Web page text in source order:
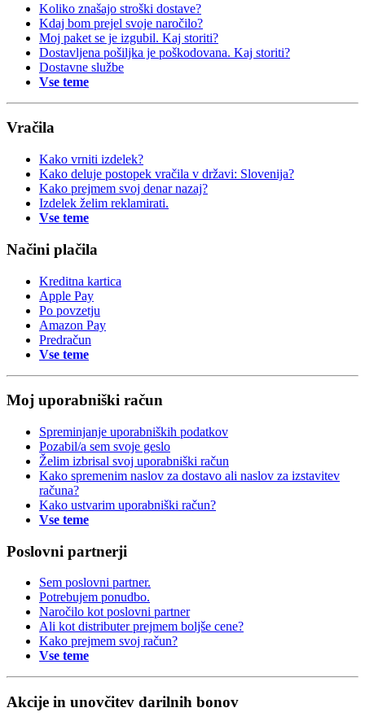
Koliko znašajo stroški dostave?
Kdaj bom prejel svoje naročilo?
Moj paket se je izgubil. Kaj storiti?
Dostavljena pošiljka je poškodovana. Kaj storiti?
Dostavne službe
Vse teme
Vračila
Kako vrniti izdelek?
Kako deluje postopek vračila v državi: Slovenija?
Kako prejmem svoj denar nazaj?
Izdelek želim reklamirati.
Vse teme
Načini plačila
Kreditna kartica
Apple Pay
Po povzetju
Amazon Pay
Predračun
Vse teme
Moj uporabniški račun
Spreminjanje uporabniških podatkov
Pozabil/a sem svoje geslo
Želim izbrisal svoj uporabniški račun
Kako spremenim naslov za dostavo ali naslov za izstavitev
računa?
Kako ustvarim uporabniški račun?
Vse teme
Poslovni partnerji
Sem poslovni partner.
Potrebujem ponudbo.
Naročilo kot poslovni partner
Ali kot distributer prejmem boljše cene?
Kako prejmem svoj račun?
Vse teme
Akcije in unovčitev darilnih bonov